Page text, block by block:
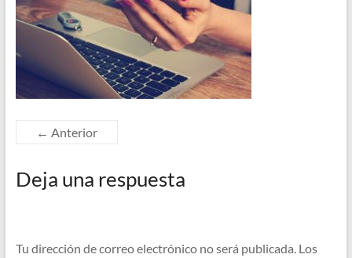
← Anterior
Deja una respuesta
Tu dirección de correo electrónico no será publicada. Los